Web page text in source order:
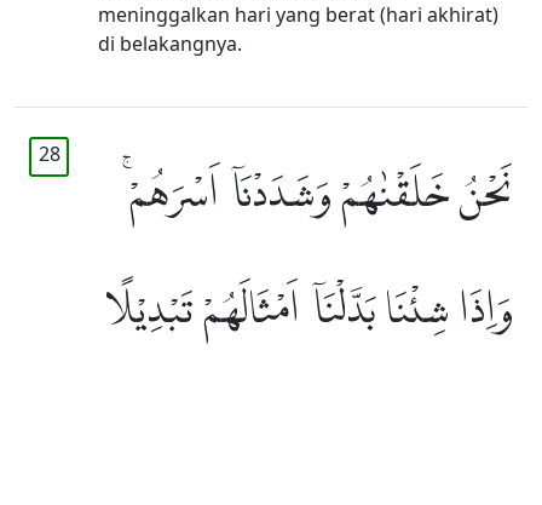
meninggalkan hari yang berat (hari akhirat)
di belakangnya.
28
نَحْنُ خَلَقْنٰهُمْ وَشَدَدْنَآ اَسْرَهُمْۚ
وَاِذَا شِئْنَا بَدَّلْنَآ اَمْثَالَهُمْ تَبْدِيْلًا